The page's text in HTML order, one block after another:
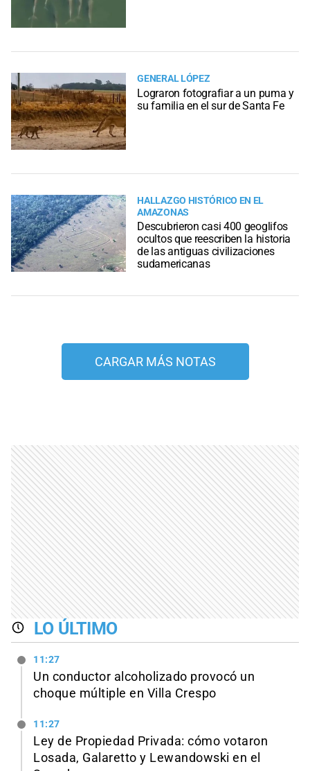
GENERAL LÓPEZ
Lograron fotografiar a un puma y
su familia en el sur de Santa Fe
HALLAZGO HISTÓRICO EN EL
AMAZONAS
Descubrieron casi 400 geoglifos
ocultos que reescriben la historia
de las antiguas civilizaciones
sudamericanas
CARGAR MÁS NOTAS
LO ÚLTIMO
11:27
Un conductor alcoholizado provocó un
choque múltiple en Villa Crespo
11:27
Ley de Propiedad Privada: cómo votaron
Losada, Galaretto y Lewandowski en el